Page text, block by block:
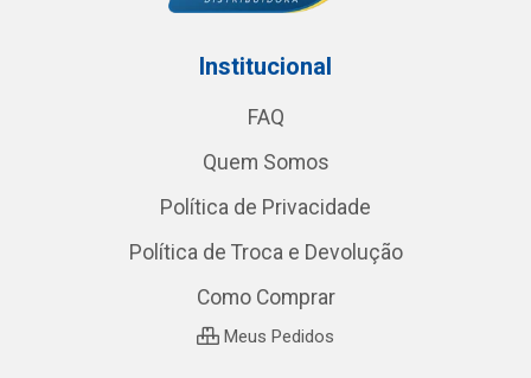
Institucional
FAQ
Quem Somos
Política de Privacidade
Política de Troca e Devolução
Como Comprar
Meus Pedidos